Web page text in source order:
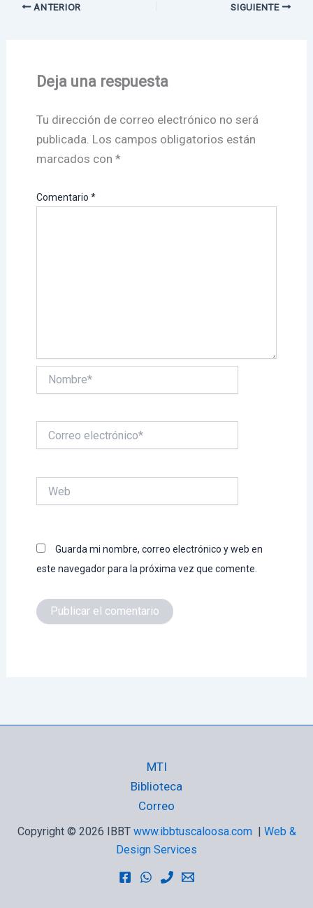
ANTERIOR SIGUIENTE
Deja una respuesta
Tu dirección de correo electrónico no será
publicada. Los campos obligatorios están
marcados con *
Comentario *
electrónico*
Guarda mi nombre, correo electrónico y web en
este navegador para la próxima vez que comente.
MTI
Biblioteca
Correo
Copyright © 2026 IBBT www.ibbtuscaloosa.com| Web &
Design Services